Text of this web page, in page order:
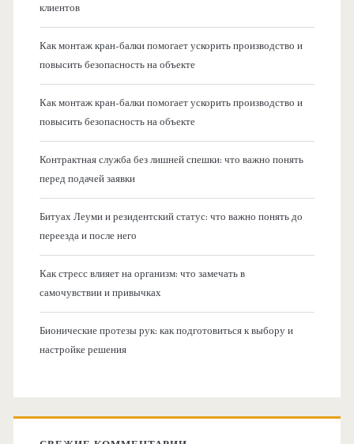
клиентов
Как монтаж кран-балки помогает ускорить производство и
повысить безопасность на объекте
Как монтаж кран-балки помогает ускорить производство и
повысить безопасность на объекте
Контрактная служба без лишней спешки: что важно понять
перед подачей заявки
Битуах Леуми и резидентский статус: что важно понять до
переезда и после него
Как стресс влияет на организм: что замечать в
самочувствии и привычках
Бионические протезы рук: как подготовиться к выбору и
настройке решения